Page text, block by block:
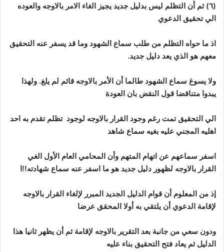
(٦) ثم أن التظلم ليس بدليل جديد يجيز الغاء الامر بالاوجه والعوده
الي تحقيق الدعوي
اذ ما حواه التظلم من طلب سماع الشهود وما قد يسفر عنه التحقيق
معهم هو الذي يعد دليل جديد.
ولا يسوغ سماع الشهود طالما أن الأمر بالاوجه قائم لم يلغ. ولهذا
يبدوا متناقضا قول النقض بان العودة
الي التحقيق تمت رغم وجود القرار بالاوجه لوجود تظلم تقدم به احد
اهليه المجني عليه بغيه سماع شاهد
اسفر سماعهم عن اتهام المتهم وأن المحامي العام الأول الغي
القرار بالاوجه لظهور دليل جديد هو ما اسفر عنه سماع شهادته!!ا
إذ من المعلوم أن قوام الدليل الجديد المبرر لإلغاء القرار بالاوجه
لإقامة الدعوي أن يلتقي به أولا المحقق عرضا
ودون سعي من جانبة بعد التقرير بالاوجه لإقامة ثم أن يظهر ثانيا هذا
الدليل ثم يعاد فتح التحقيق بناء عليه